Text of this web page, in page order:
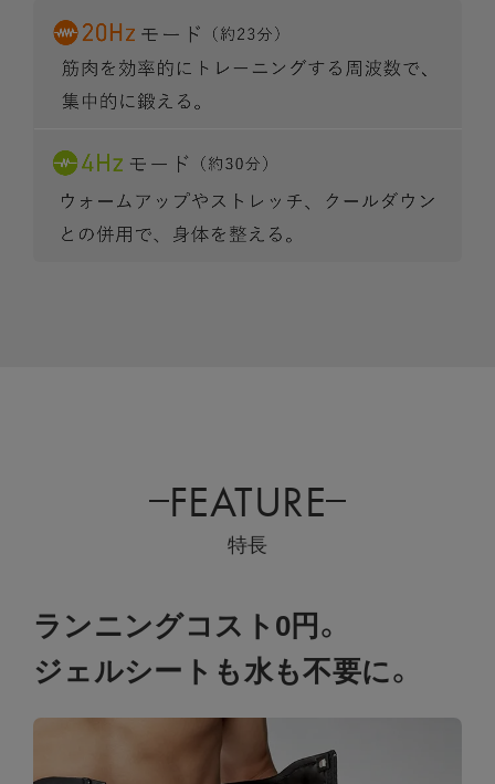
FEATURE
特長
ランニングコスト0円。
ジェルシートも水も不要に。